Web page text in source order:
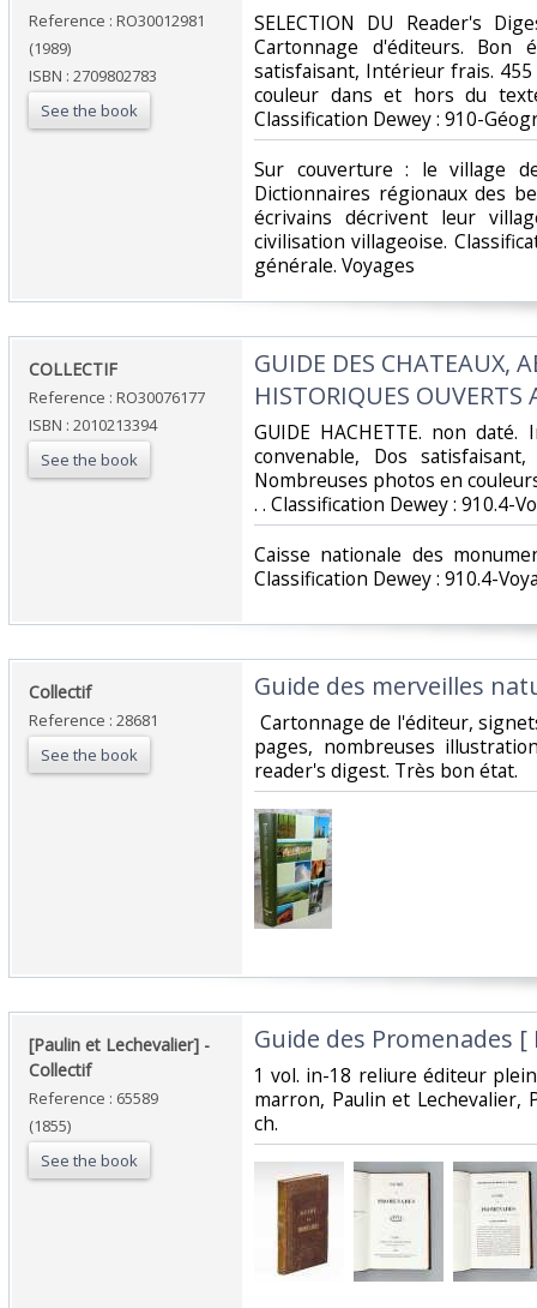
Reference : RO30012981
(1989)
ISBN : 2709802783
See the book
‎SELECTION DU Reader's
Cartonnage d'éditeurs. Bon
satisfaisant, Intérieur frais.
couleur dans et hors du
Classification Dewey : 910-
‎Sur couverture : le village de
Dictionnaires régionaux des
écrivains décrivent leur
civilisation villageoise.
générale. Voyages‎
‎COLLECTIF‎
Reference : RO30076177
ISBN : 2010213394
See the book
‎GUIDE DES CHATEAUX,
HISTORIQUES OUVERTS
‎GUIDE HACHETTE. non
convenable, Dos
Nombreuses photos en
. . Classification Dewey : 910.4-
‎Caisse nationale des
Classification Dewey : 910.4-
‎Collectif‎
Reference : 28681
See the book
‎Guide des merveilles
Cartonnage de l'éditeur,
pages, nombreuses
reader's digest. Très bon état.‎
‎[Paulin et Lechevalier] - ‎
‎Collectif‎
Reference : 65589
(1855)
See the book
‎Guide des Promenades
‎1 vol. in-18 reliure éditeur
marron, Paulin et Lechevalier,
ch.‎